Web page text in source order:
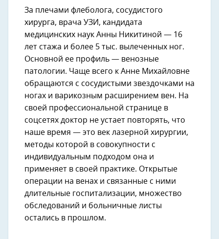
За плечами флеболога, сосудистого
хирурга, врача УЗИ, кандидата
медицинских наук Анны Никитиной — 16
лет стажа и более 5 тыс. вылеченных ног.
Основной ее профиль — венозные
патологии. Чаще всего к Анне Михайловне
обращаются с сосудистыми звездочками на
ногах и варикозным расширением вен. На
своей профессиональной странице в
соцсетях доктор не устает повторять, что
наше время — это век лазерной хирургии,
методы которой в совокупности с
индивидуальным подходом она и
применяет в своей практике. Открытые
операции на венах и связанные с ними
длительные госпитализации, множество
обследований и больничные листы
остались в прошлом.